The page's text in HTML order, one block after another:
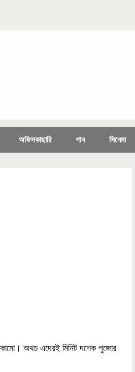
অফিসকাছারি গান সিনেমা
অথচ এদেরই মিনিট দশেক পুজোর